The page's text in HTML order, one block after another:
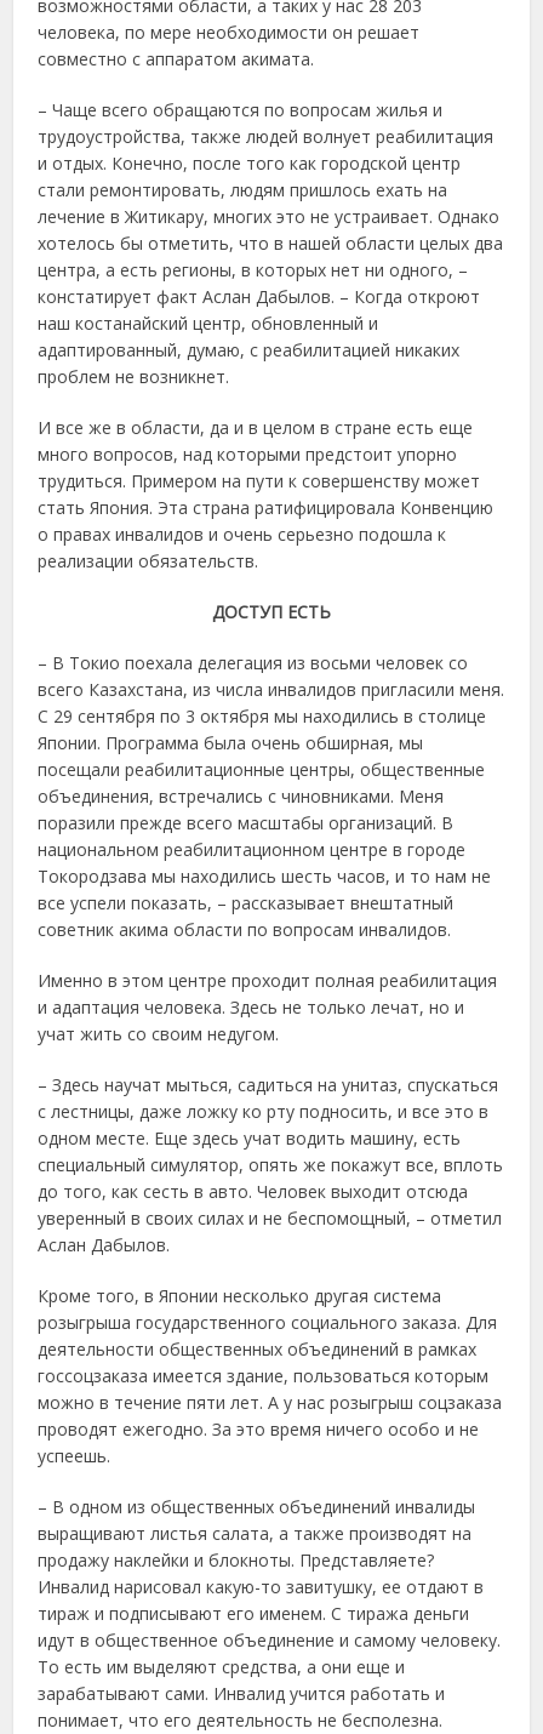
возможностями области, а таких у нас 28 203
человека, по мере необходимости он решает
совместно с аппаратом акимата.
– Чаще всего обращаются по вопросам жилья и
трудоустройства, также людей волнует реабилитация
и отдых. Конечно, после того как городской центр
стали ремонтировать, людям пришлось ехать на
лечение в Житикару, многих это не устраивает. Однако
хотелось бы отметить, что в нашей области целых два
центра, а есть регионы, в которых нет ни одного, –
констатирует факт Аслан Дабылов. – Когда откроют
наш костанайский центр, обновленный и
адаптированный, думаю, с реабилитацией никаких
проблем не возникнет.
И все же в области, да и в целом в стране есть еще
много вопросов, над которыми предстоит упорно
трудиться. Примером на пути к совершенству может
стать Япония. Эта страна ратифицировала Конвенцию
о правах инвалидов и очень серьезно подошла к
реализации обязательств.
ДОСТУП ЕСТЬ
– В Токио поехала делегация из восьми человек со
всего Казахстана, из числа инвалидов пригласили меня.
С 29 сентября по 3 октября мы находились в столице
Японии. Программа была очень обширная, мы
посещали реабилитационные центры, общественные
объединения, встречались с чиновниками. Меня
поразили прежде всего масштабы организаций. В
национальном реабилитационном центре в городе
Токородзава мы находились шесть часов, и то нам не
все успели показать, – рассказывает внештатный
советник акима области по вопросам инвалидов.
Именно в этом центре проходит полная реабилитация
и адаптация человека. Здесь не только лечат, но и
учат жить со своим недугом.
– Здесь научат мыться, садиться на унитаз, спускаться
с лестницы, даже ложку ко рту подносить, и все это в
одном месте. Еще здесь учат водить машину, есть
специальный симулятор, опять же покажут все, вплоть
до того, как сесть в авто. Человек выходит отсюда
уверенный в своих силах и не беспомощный, – отметил
Аслан Дабылов.
Кроме того, в Японии несколько другая система
розыгрыша государственного социального заказа. Для
деятельности общественных объединений в рамках
госсоцзаказа имеется здание, пользоваться которым
можно в течение пяти лет. А у нас розыгрыш соцзаказа
проводят ежегодно. За это время ничего особо и не
успеешь.
– В одном из общественных объединений инвалиды
выращивают листья салата, а также производят на
продажу наклейки и блокноты. Представляете?
Инвалид нарисовал какую-то завитушку, ее отдают в
тираж и подписывают его именем. С тиража деньги
идут в общественное объединение и самому человеку.
То есть им выделяют средства, а они еще и
зарабатывают сами. Инвалид учится работать и
понимает, что его деятельность не бесполезна.